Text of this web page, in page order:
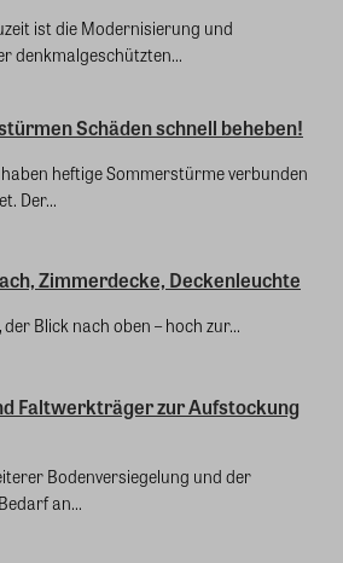
ist die Modernisierung und
denkmalgeschützten...
Schäden schnell beheben!
heftige Sommerstürme verbunden
Der...
Zimmerdecke, Deckenleuchte
Blick nach oben – hoch zur...
Faltwerkträger zur Aufstockung
Bodenversiegelung und der
an...